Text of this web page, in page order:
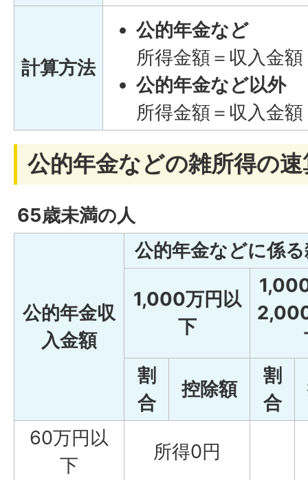
計算方法
公的年金など
所得金額＝収入金
公的年金など以外
所得金額＝収入金
公的年金などの雑所得の
65歳未満の人
公的年金収
入金額
公的年金などに係
1,000万円以
下
割
合
控除額
割
合
60万円以
下
所得0円